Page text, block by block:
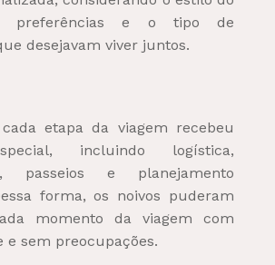
preferências e o tipo de
desejavam viver juntos.
etapa da viagem recebeu
incluindo logística,
passeios e planejamento
forma, os noivos puderam
momento da viagem com
sem preocupações.